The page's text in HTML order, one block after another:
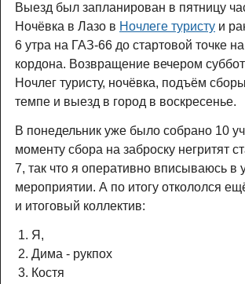
Выезд был запланирован в пятницу
Ночёвка в Лазо в Ночлеге туристу и
6 утра на ГАЗ-66 до стартовой точке
кордона. Возвращение вечером
Ночлег туристу, ночёвка, подъём
темпе и выезд в город в воскресенье.
В понедельник уже было собрано 10
моменту сбора на заброску негритят
7, так что я оперативно вписываюсь в
мероприятии. А по итогу откололся
и итоговый коллектив:
Я,
Дима - рукпох
Костя